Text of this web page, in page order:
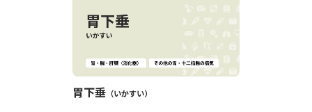
胃下垂 いかすい